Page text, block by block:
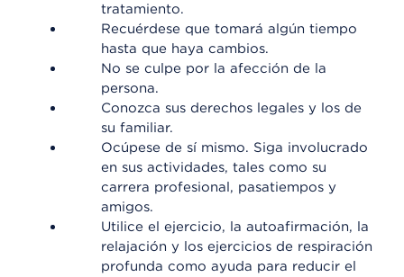
tratamiento.
Recuérdese que tomará algún tiempo
hasta que haya cambios.
No se culpe por la afección de la
persona.
Conozca sus derechos legales y los de
su familiar.
Ocúpese de sí mismo. Siga involucrado
en sus actividades, tales como su
carrera profesional, pasatiempos y
amigos.
Utilice el ejercicio, la autoafirmación, la
relajación y los ejercicios de respiración
profunda como ayuda para reducir el